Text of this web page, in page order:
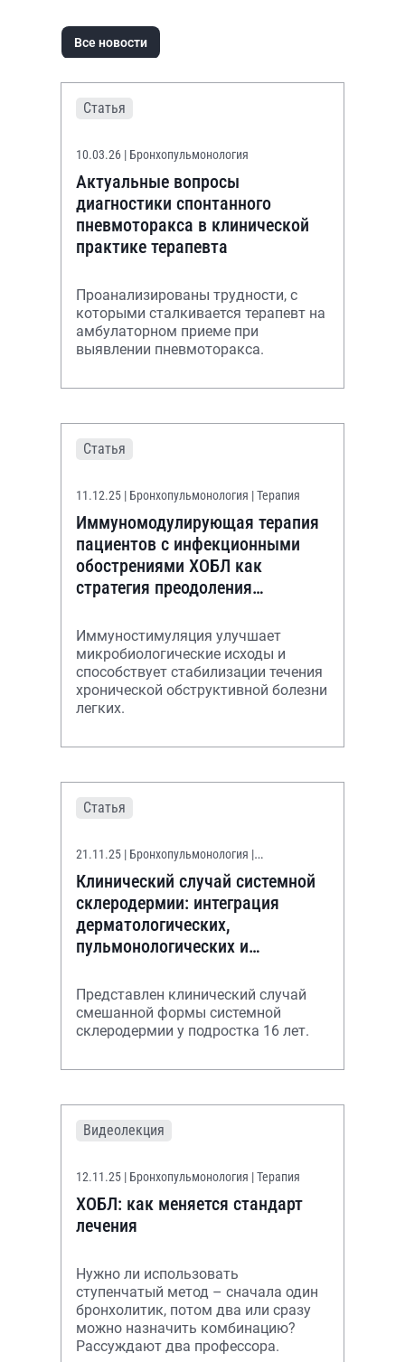
Все новости
Статья
10.03.26 | Бронхопульмонология
Актуальные вопросы
диагностики спонтанного
пневмоторакса в клинической
практике терапевта
Проанализированы трудности, с
которыми сталкивается терапевт на
амбулаторном приеме при
выявлении пневмоторакса.
Статья
11.12.25 | Бронхопульмонология | Терапия
Иммуномодулирующая терапия
пациентов с инфекционными
обострениями ХОБЛ как
стратегия преодоления
Иммуностимуляция улучшает
микробиологические исходы и
способствует стабилизации течения
хронической обструктивной болезни
легких.
Статья
21.11.25 | Бронхопульмонология |
Гастроэнтерология | Дерматовенерология |
Педиатрия
Клинический случай системной
склеродермии: интеграция
дерматологических,
пульмонологических и
аспектов
Представлен клинический случай
смешанной формы системной
склеродермии у подростка 16 лет.
Видеолекция
12.11.25 | Бронхопульмонология | Терапия
ХОБЛ: как меняется стандарт
лечения
Нужно ли использовать
ступенчатый метод – сначала один
бронхолитик, потом два или сразу
можно назначить комбинацию?
Рассуждают два профессора.